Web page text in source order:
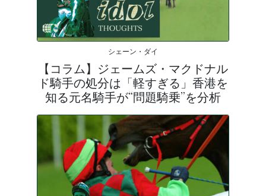
シェーン・ダイ
【コラム】ジェームズ・マクドナル
ド騎手の処分は「軽すぎる」香港を
知る元名騎手が“問題騎乗”を分析